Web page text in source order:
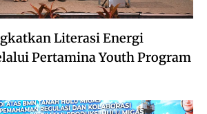
Literasi Energi
Pertamina Youth Program